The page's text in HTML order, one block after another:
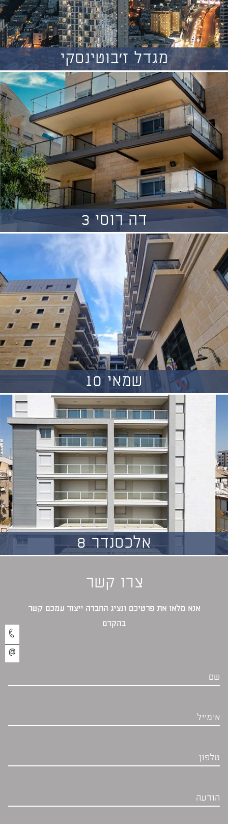
מגדל ז'בוטינסקי
דה רוסי 3
שמאי 10
אלכסנדר 8
צרו קשר
אנא מלאו את פרטיכם ונציג החברה ייצור עמכם קשר
בהקדם‎
שם
אימייל
טלפון
הודעה